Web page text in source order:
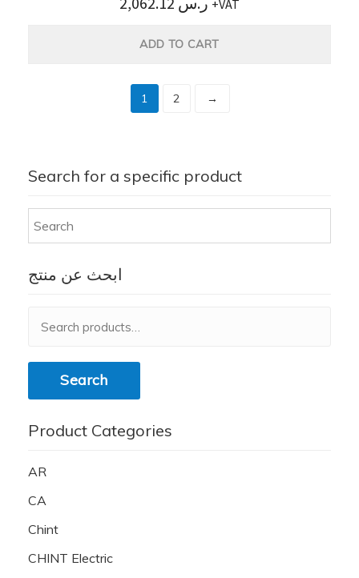
+VAT
ADD TO CART
1 2 →
Search for a specific product
ابحث عن منتج
for:
Search
Product Categories
AR
CA
Chint
CHINT Electric